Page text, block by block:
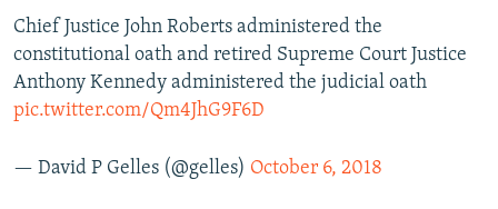
Chief Justice John Roberts administered the
constitutional oath and retired Supreme Court Justice
Anthony Kennedy administered the judicial oath
pic.twitter.com/Qm4JhG9F6D
— David P Gelles (@gelles) October 6, 2018